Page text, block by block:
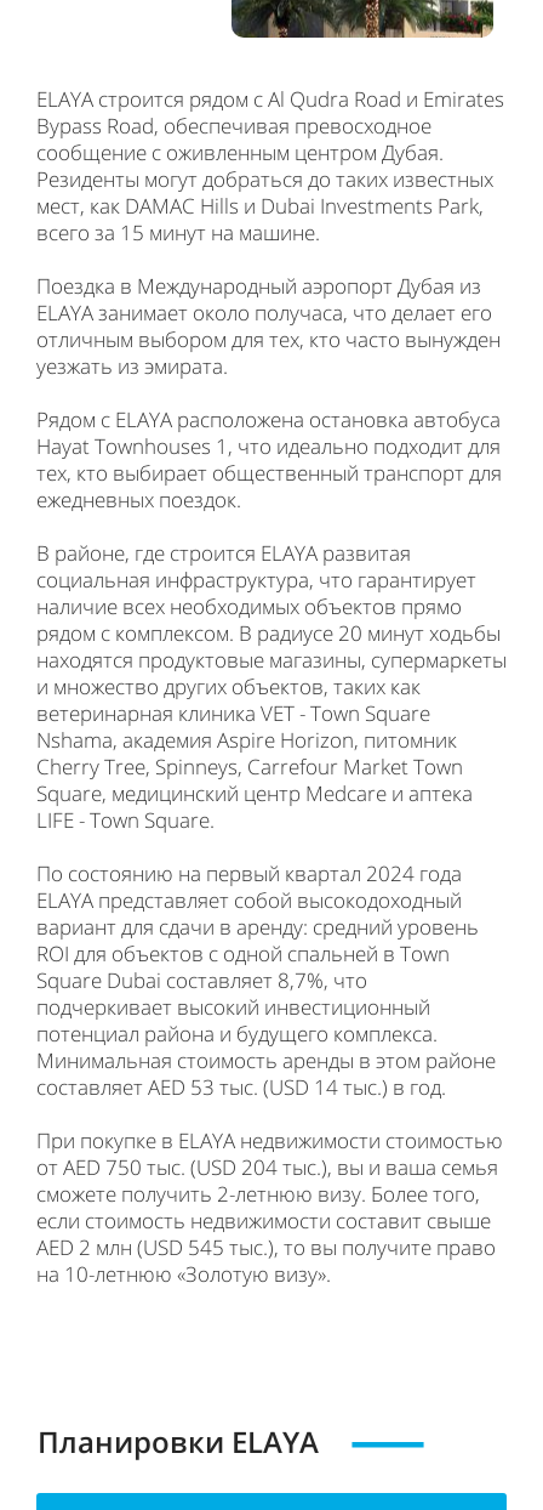
ELAYA строится рядом с Al Qudra Road и Emirates
Bypass Road, обеспечивая превосходное
сообщение с оживленным центром Дубая.
Резиденты могут добраться до таких известных
мест, как DAMAC Hills и Dubai Investments Park,
всего за 15 минут на машине.
Поездка в Международный аэропорт Дубая из
ELAYA занимает около получаса, что делает его
отличным выбором для тех, кто часто вынужден
уезжать из эмирата.
Рядом с ELAYA расположена остановка автобуса
Hayat Townhouses 1, что идеально подходит для
тех, кто выбирает общественный транспорт для
ежедневных поездок.
В районе, где строится ELAYA развитая
социальная инфраструктура, что гарантирует
наличие всех необходимых объектов прямо
рядом с комплексом. В радиусе 20 минут ходьбы
находятся продуктовые магазины, супермаркеты
и множество других объектов, таких как
ветеринарная клиника VET - Town Square
Nshama, академия Aspire Horizon, питомник
Cherry Tree, Spinneys, Carrefour Market Town
Square, медицинский центр Medcare и аптека
LIFE - Town Square.
По состоянию на первый квартал 2024 года
ELAYA представляет собой высокодоходный
вариант для сдачи в аренду: средний уровень
ROI для объектов с одной спальней в Town
Square Dubai составляет 8,7%, что
подчеркивает высокий инвестиционный
потенциал района и будущего комплекса.
Минимальная стоимость аренды в этом районе
составляет AED 53 тыс. (USD 14 тыс.) в год.
При покупке в ELAYA недвижимости стоимостью
от AED 750 тыс. (USD 204 тыс.), вы и ваша семья
сможете получить 2-летнюю визу. Более того,
если стоимость недвижимости составит свыше
AED 2 млн (USD 545 тыс.), то вы получите право
на 10-летнюю «Золотую визу».
Планировки ELAYA